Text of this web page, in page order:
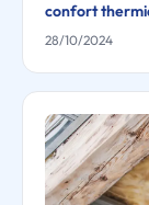
confort
28/10/2024